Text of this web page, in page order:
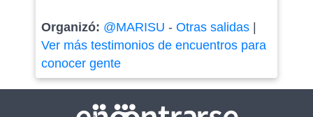
Organizó: @MARISU - Otras salidas|
Ver más testimonios de encuentros para
conocer gente